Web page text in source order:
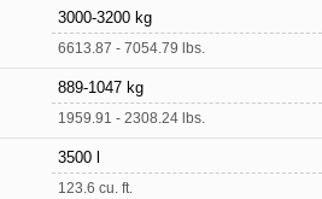
3000-3200 kg
6613.87 - 7054.79 lbs.
889-1047 kg
1959.91 - 2308.24 lbs.
3500 l
123.6 cu. ft.